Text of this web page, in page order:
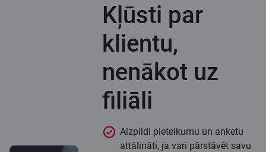
Kļūsti par
klientu,
nenākot uz
filiāli
Aizpildi pieteikumu un anketu
attālināti, ja vari pārstāvēt savu